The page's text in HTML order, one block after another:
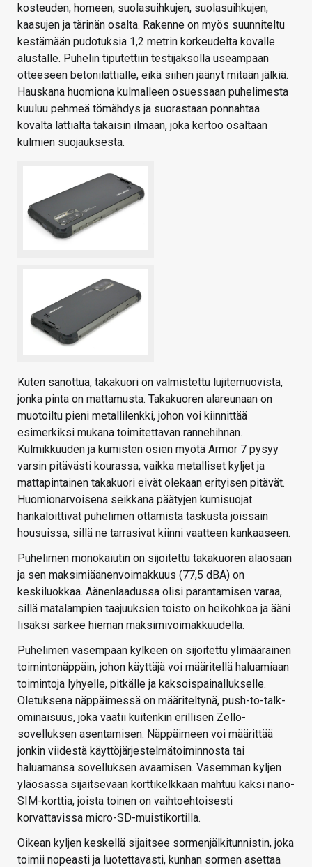
kosteuden, homeen, suolasuihkujen, suolasuihkujen,
kaasujen ja tärinän osalta. Rakenne on myös suunniteltu
kestämään pudotuksia 1,2 metrin korkeudelta kovalle
alustalle. Puhelin tiputettiin testijaksolla useampaan
otteeseen betonilattialle, eikä siihen jäänyt mitään jälkiä.
Hauskana huomiona kulmalleen osuessaan puhelimesta
kuuluu pehmeä tömähdys ja suorastaan ponnahtaa
kovalta lattialta takaisin ilmaan, joka kertoo osaltaan
kulmien suojauksesta.
Kuten sanottua, takakuori on valmistettu lujitemuovista,
jonka pinta on mattamusta. Takakuoren alareunaan on
muotoiltu pieni metallilenkki, johon voi kiinnittää
esimerkiksi mukana toimitettavan rannehihnan.
Kulmikkuuden ja kumisten osien myötä Armor 7 pysyy
varsin pitävästi kourassa, vaikka metalliset kyljet ja
mattapintainen takakuori eivät olekaan erityisen pitävät.
Huomionarvoisena seikkana päätyjen kumisuojat
hankaloittivat puhelimen ottamista taskusta joissain
housuissa, sillä ne tarrasivat kiinni vaatteen kankaaseen.
Puhelimen monokaiutin on sijoitettu takakuoren alaosaan
ja sen maksimiäänenvoimakkuus (77,5 dBA) on
keskiluokkaa. Äänenlaadussa olisi parantamisen varaa,
sillä matalampien taajuuksien toisto on heikohkoa ja ääni
lisäksi särkee hieman maksimivoimakkuudella.
Puhelimen vasempaan kylkeen on sijoitettu ylimääräinen
toimintonäppäin, johon käyttäjä voi määritellä haluamiaan
toimintoja lyhyelle, pitkälle ja kaksoispainallukselle.
Oletuksena näppäimessä on määriteltynä, push-to-talk-
ominaisuus, joka vaatii kuitenkin erillisen Zello-
sovelluksen asentamisen. Näppäimeen voi määrittää
jonkin viidestä käyttöjärjestelmätoiminnosta tai
haluamansa sovelluksen avaamisen. Vasemman kyljen
yläosassa sijaitsevaan korttikelkkaan mahtuu kaksi nano-
SIM-korttia, joista toinen on vaihtoehtoisesti
korvattavissa micro-SD-muistikortilla.
Oikean kyljen keskellä sijaitsee sormenjälkitunnistin, joka
toimii nopeasti ja luotettavasti, kunhan sormen asettaa